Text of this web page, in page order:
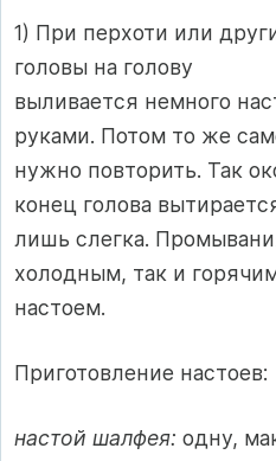
1) При перхоти или
головы на голову
выливается немного
руками. Потом то же
нужно повторить. Так
конец голова
лишь слегка.
холодным, так и
настоем.
Приготовление настоев:
настой шалфея: одну,